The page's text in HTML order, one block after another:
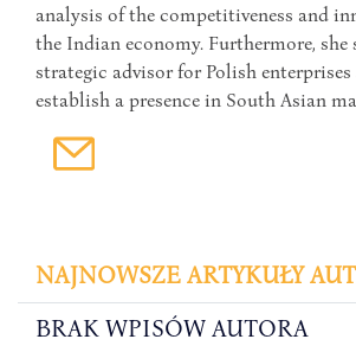
analysis of the competitiveness and
the Indian economy. Furthermore, she
strategic advisor for Polish enterprises
establish a presence in South Asian
NAJNOWSZE ARTYKUŁY
BRAK WPISÓW AUTORA